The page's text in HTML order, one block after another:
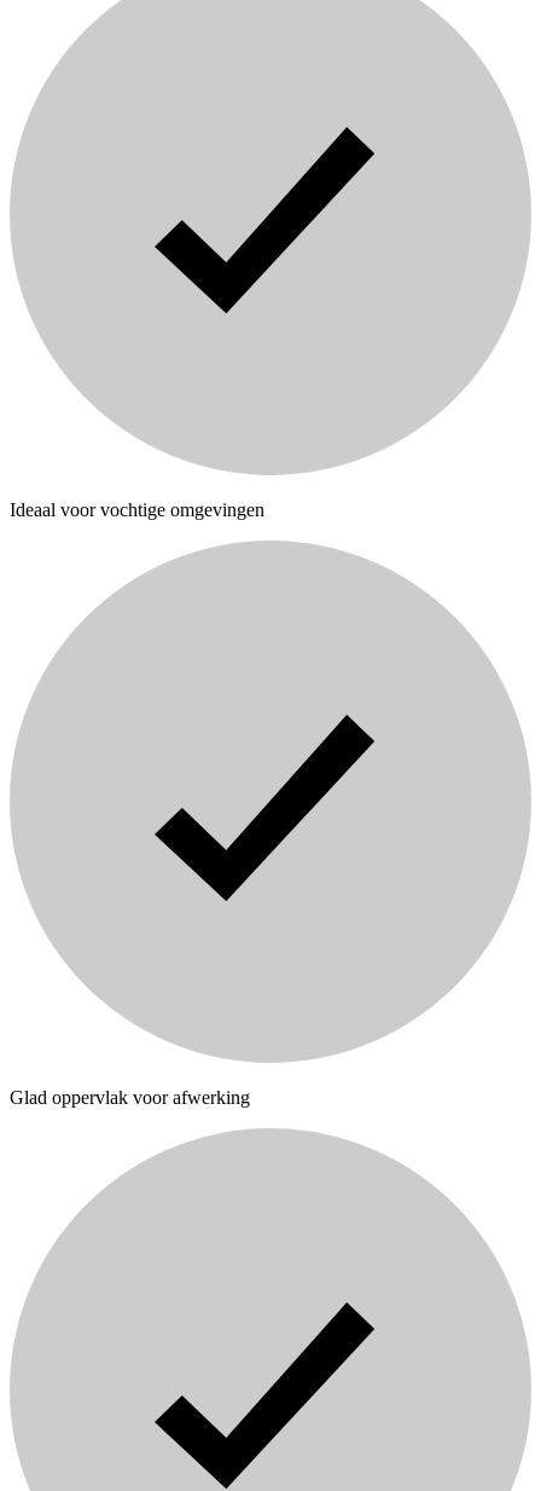
Ideaal voor vochtige omgevingen
Glad oppervlak voor afwerking